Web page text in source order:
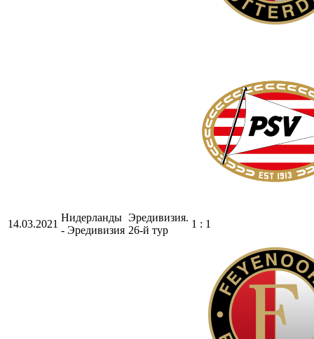
14.03.2021
Нидерланды
- Эредивизия
Эредивизия.
26-й тур
1 : 1